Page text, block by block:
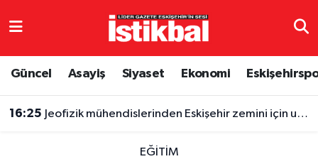
Güncel Asayiş Siyaset Ekonomi
16:25 Jeofizik mühendislerinden Eskişehir zemini için uyarı!
EĞITIM
Eskişehirspor
Eskişehir Nöbetçi Eczaneler